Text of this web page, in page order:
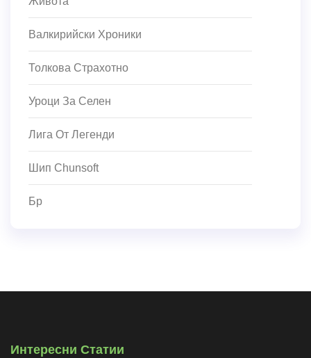
Валкирийски Хроники
Толкова Страхотно
Уроци За Селен
Лига От Легенди
Шип Chunsoft
Бр
Интересни Статии